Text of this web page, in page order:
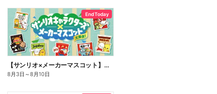
End Today
【サンリオ×メーカーマスコット】オリジナルグッズ貰える!
8月3日 ～8月10日